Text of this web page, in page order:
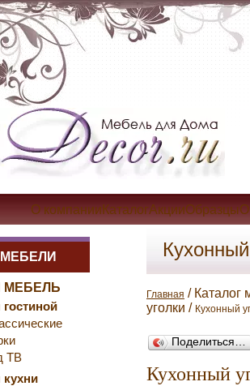
О
МЕБЕЛЬ
ТВ
Главная / Каталог
уголки / Кухонный
Поделиться…
Кухонный